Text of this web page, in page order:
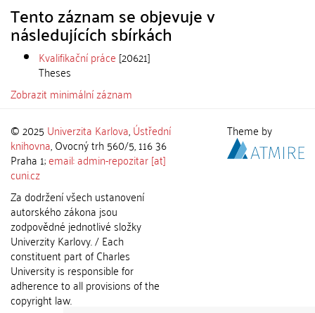
Tento záznam se objevuje v
následujících sbírkách
Kvalifikační práce [20621]
Theses
Zobrazit minimální záznam
© 2025 Univerzita Karlova,Ústřední
knihovna, Ovocný trh 560/5, 116 36
Praha 1;email: admin-repozitar [at]
cuni.cz
Za dodržení všech ustanovení
autorského zákona jsou
zodpovědné jednotlivé složky
Univerzity Karlovy. / Each
constituent part of Charles
University is responsible for
adherence to all provisions of the
copyright law.
Theme by